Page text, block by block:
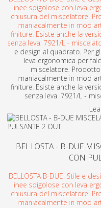
linee spigolose con leva
chiusura del miscelatore.
maniacalmente in mod
finiture. Esiste anche la
senza leva. 7921/L -
e design al quadrato. Per
leva ergonomica per
miscelatore.
maniacalmente in mod
finiture. Esiste anche la
senza leva. 7921/L -
BELLOSTA - B-DUE
CON
BELLOSTA B-DUE: Stile e
linee spigolose con leva
chiusura del miscelatore.
maniacalmente in mod